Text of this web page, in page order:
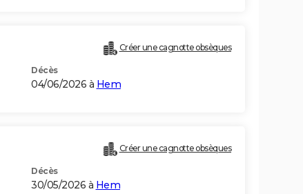
Créer une cagnotte obsèques
Décès
04/06/2026 à Hem
Créer une cagnotte obsèques
Décès
30/05/2026 à Hem